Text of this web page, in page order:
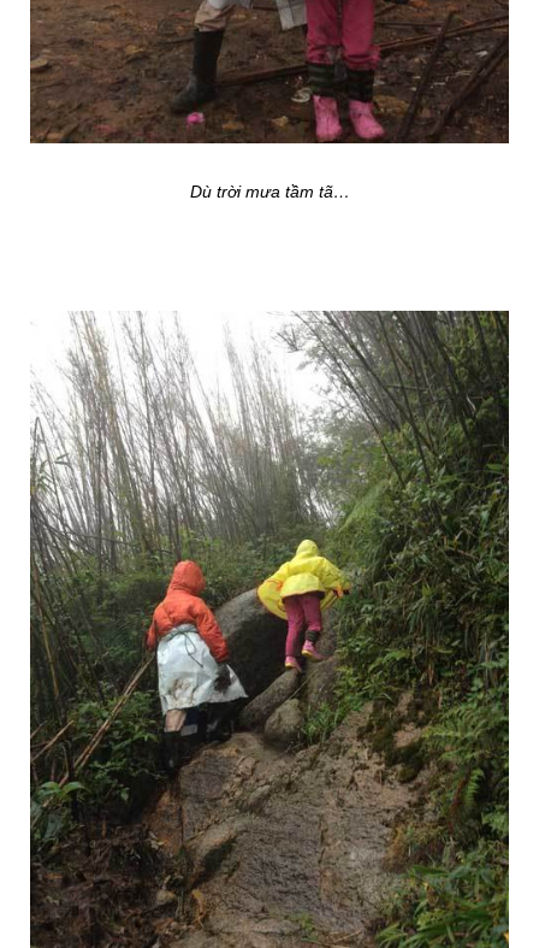
Dù trời mưa tầm tã…